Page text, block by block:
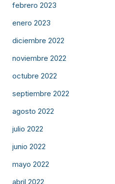
febrero 2023
enero 2023
diciembre 2022
noviembre 2022
octubre 2022
septiembre 2022
agosto 2022
julio 2022
junio 2022
mayo 2022
abril 2022